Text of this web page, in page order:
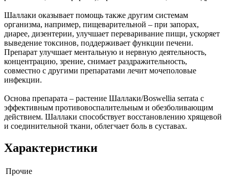
Шаллаки оказывает помощь также другим системам
организма, например, пищеварительной – при запорах,
диарее, дизентерии, улучшает переваривание пищи, ускоряет
выведение токсинов, поддерживает функции печени.
Препарат улучшает ментальную и нервную деятельность,
концентрацию, зрение, снимает раздражительность,
совместно с другими препаратами лечит мочеполовые
инфекции.
Основа препарата – растение Шаллаки/Boswellia serrata с
эффективным противовоспалительным и обезболивающим
действием. Шаллаки способствует восстановлению хрящевой
и соединительной ткани, облегчает боль в суставах.
Характеристики
Прочие